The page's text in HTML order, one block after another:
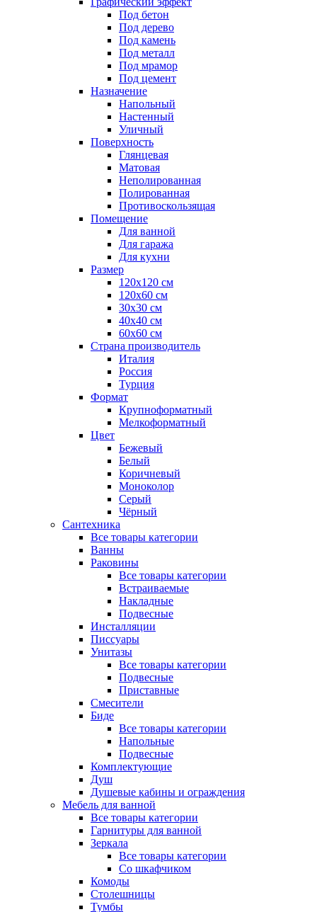
Под бетон
Под дерево
Под камень
Под металл
Под мрамор
Под цемент
Назначение
Напольный
Настенный
Уличный
Поверхность
Глянцевая
Матовая
Неполированная
Полированная
Противоскользящая
Помещение
Для ванной
Для гаража
Для кухни
Размер
120x120 см
120x60 см
30x30 см
40x40 см
60x60 см
Страна производитель
Италия
Россия
Турция
Формат
Крупноформатный
Мелкоформатный
Цвет
Бежевый
Белый
Коричневый
Моноколор
Серый
Чёрный
Сантехника
Все товары категории
Ванны
Раковины
Все товары категории
Встраиваемые
Накладные
Подвесные
Инсталляции
Писсуары
Унитазы
Все товары категории
Подвесные
Приставные
Смесители
Биде
Все товары категории
Напольные
Подвесные
Комплектующие
Душ
Душевые кабины и ограждения
Мебель для ванной
Все товары категории
Гарнитуры для ванной
Зеркала
Все товары категории
Со шкафчиком
Комоды
Столешницы
Тумбы